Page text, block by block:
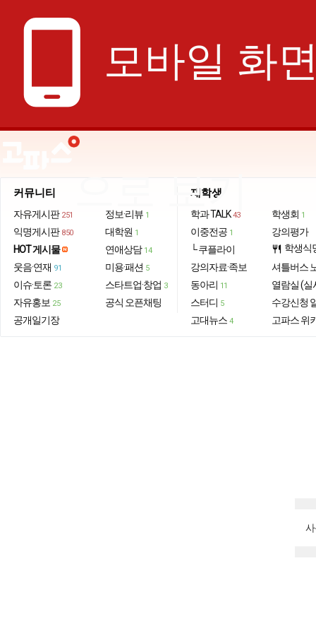
phone_android 모바일 화
으로 보기
커뮤니티
자유게시판 251
익명게시판 850
HOT 게시물
웃음·연재 91
이슈·토론 23
자유홍보 25
공개일기장
정보·리뷰 1
대학원 1
연애상담 14
미용·패션 5
스타트업·창업 3
공식 오픈채팅
재학생
학과 TALK 43
이중전공 1
└ 쿠플라이
강의자료·족보
동아리 11
스터디 5
고대뉴스 4
학생회 1
강의평가
restaurant 학생식
셔틀버스
열람실 (실
수강신청
고파스 위